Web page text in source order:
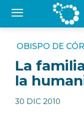
OBISPO DE
La
la
30 DIC 2010